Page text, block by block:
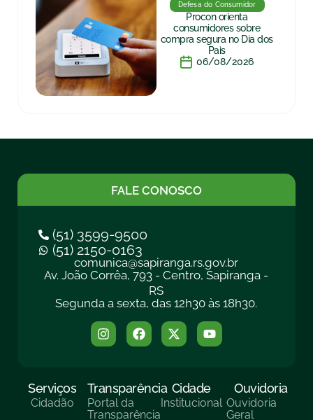
Defesa do Consumidor
Procon orienta
consumidores sobre
compra segura no Dia dos
Pais
06/08/2026
FALE CONOSCO
(51) 3599-9500
(51) 2150-0163
comunica@sapiranga.rs.gov.br
Av. João Corrêa, 793 - Centro, Sapiranga -
RS
Segunda a sexta, das 12h30 às 18h30.
Serviços
Cidadão
Transparência
Portal da
Transparência
Cidade
Institucional
Ouvidoria
Ouvidoria
Geral